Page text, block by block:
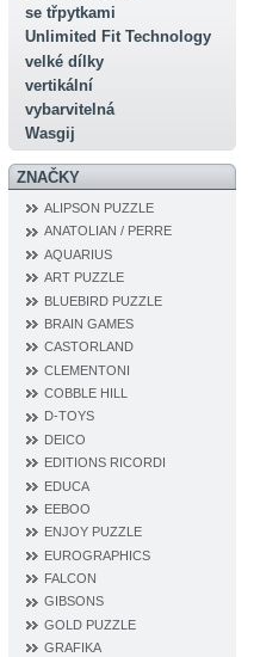
se třpytkami
Unlimited Fit Technology
velké dílky
vertikální
vybarvitelná
Wasgij
ZNAČKY
ALIPSON PUZZLE
ANATOLIAN / PERRE
AQUARIUS
ART PUZZLE
BLUEBIRD PUZZLE
BRAIN GAMES
CASTORLAND
CLEMENTONI
COBBLE HILL
D‐TOYS
DEICO
EDITIONS RICORDI
EDUCA
EEBOO
ENJOY PUZZLE
EUROGRAPHICS
FALCON
GIBSONS
GOLD PUZZLE
GRAFIKA